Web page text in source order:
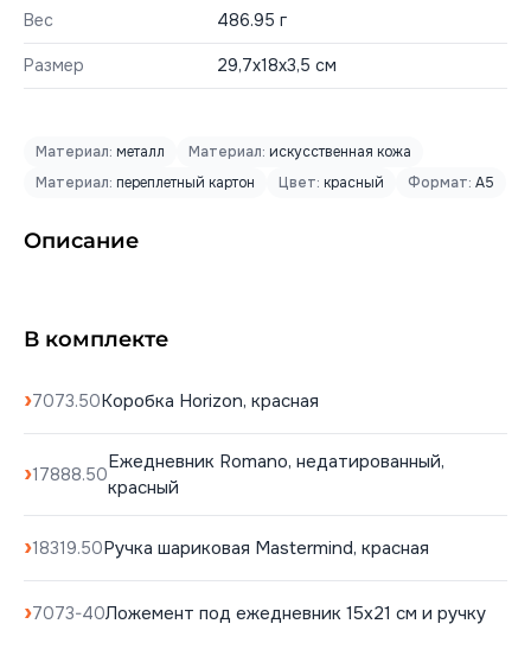
Вес 486.95 г
Размер 29,7х18х3,5 см
Материал: металл Материал: искусственная кожа
Материал: переплетный картон Цвет: красный Формат: А5
Описание
В комплекте
7073.50Коробка Horizon, красная
17888.50
Ежедневник Romano, недатированный,
красный
18319.50Ручка шариковая Mastermind, красная
7073-40Ложемент под ежедневник 15х21 см и ручку